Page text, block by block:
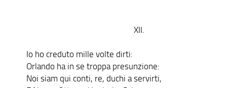
XII.
Io ho creduto mille volte dirti:
Orlando ha in se troppa presunzione:
Noi siam qui conti, re, duchi a servirti,